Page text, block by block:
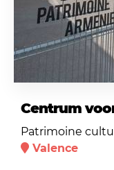
Centrum
Patrimoine
Valence